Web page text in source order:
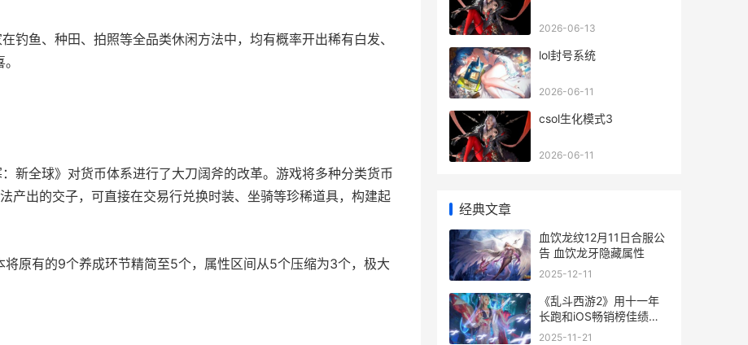
钓鱼、种田、拍照等全品类休闲方法中，均有概率开出稀有白发、
新全球》对货币体系进行了大刀阔斧的改革。游戏将多种分类货币
产出的交子，可直接在交易行兑换时装、坐骑等珍稀道具，构建起
原有的9个养成环节精简至5个，属性区间从5个压缩为3个，极大
2026-06-13
lol封号系统
2026-06-11
csol生化模式3
2026-06-11
经典文章
血饮龙纹12月11日合服公
告 血饮龙牙隐藏属性
2025-12-11
《乱斗西游2》用十一年
长跑和iOS畅销榜佳绩给
出答案 乱斗西游2燃灯古
2025-11-21